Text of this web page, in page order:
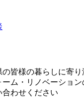
皆様の暮らしに寄り
ム・リノベーショ
わせください